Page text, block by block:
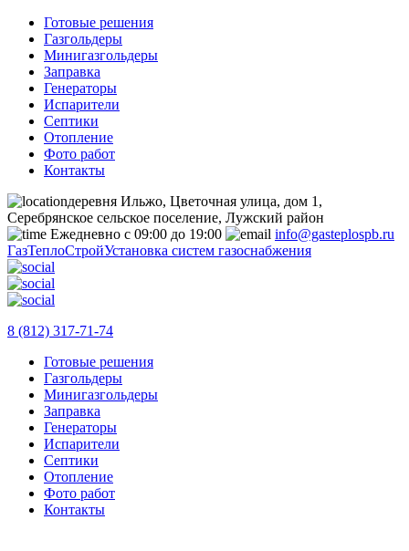
Готовые решения
Газгольдеры
Минигазгольдеры
Заправка
Генераторы
Испарители
Септики
Отопление
Фото работ
Контакты
деревня Ильжо, Цветочная улица, дом 1,
Серебрянское сельское поселение, Лужский район
Ежедневно с 09:00 до 19:00
info@gasteplospb.ru
ГазТеплоСтройУстановка систем газоснабжения
8 (812) 317-71-74
Готовые решения
Газгольдеры
Минигазгольдеры
Заправка
Генераторы
Испарители
Септики
Отопление
Фото работ
Контакты